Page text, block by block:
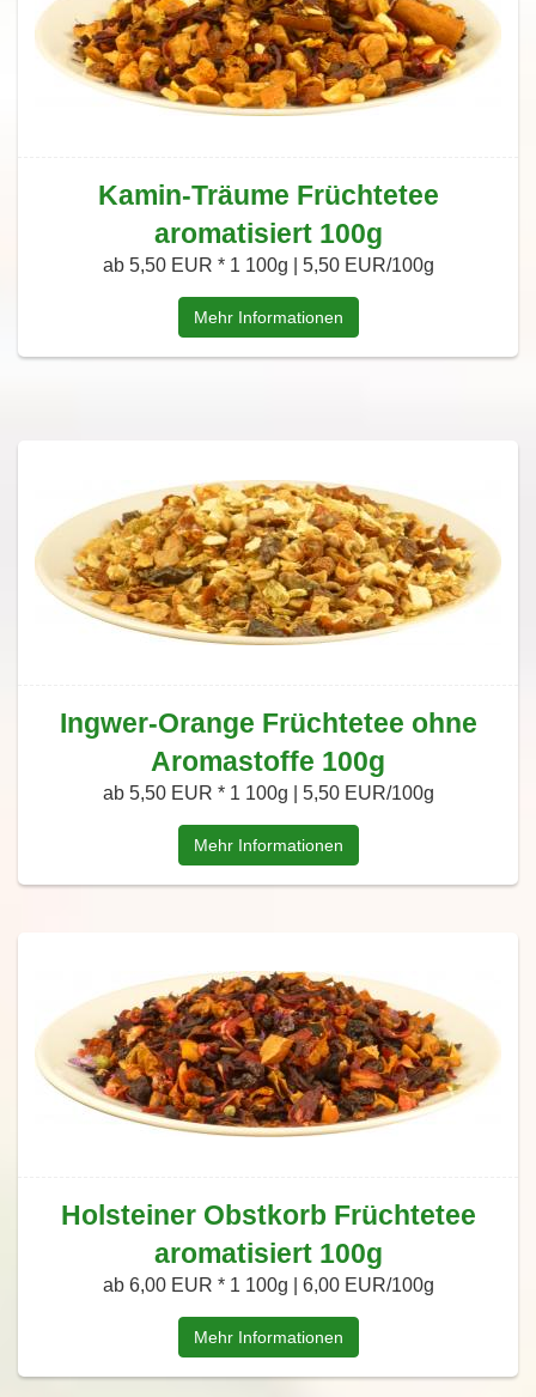
Kamin-Träume Früchtetee
aromatisiert 100g
ab 5,50 EUR * 1 100g | 5,50 EUR/100g
Mehr Informationen
Ingwer-Orange Früchtetee ohne
Aromastoffe 100g
ab 5,50 EUR * 1 100g | 5,50 EUR/100g
Mehr Informationen
Holsteiner Obstkorb Früchtetee
aromatisiert 100g
ab 6,00 EUR * 1 100g | 6,00 EUR/100g
Mehr Informationen